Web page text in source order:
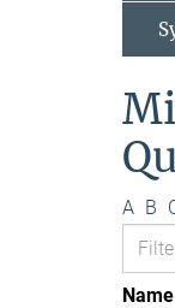
A B
Name